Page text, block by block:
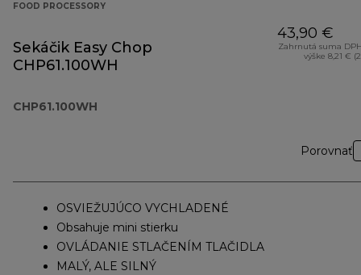
FOOD PROCESSORY
Sekáčik Easy Chop
CHP61.100WH
CHP61.100WH
43,90 €
Zahrnutá suma
výške 8,21 €
Porovnať
OSVIEŽUJÚCO VYCHLADENÉ
Obsahuje mini stierku
OVLÁDANIE STLAČENÍM TLAČIDLA
MALÝ, ALE SILNÝ